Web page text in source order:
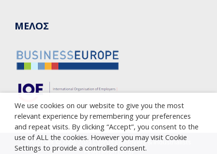
ΜΕΛΟΣ
Copyright © 2005-2023 Cyprus Employers & Industrialists
Federation (OEB)
We use cookies on our website to give you the most
relevant experience by remembering your preferences
and repeat visits. By clicking “Accept”, you consent to the
use of ALL the cookies. However you may visit Cookie
Settings to provide a controlled consent.